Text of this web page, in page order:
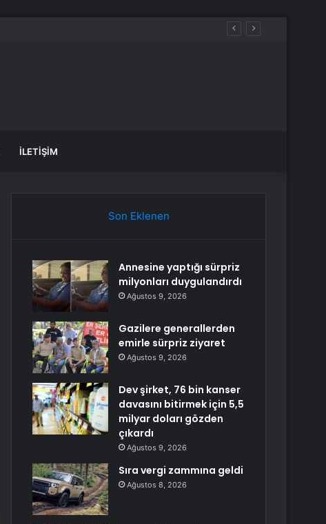
İLETIŞIM
Son Eklenen
Annesine yaptığı sürpriz
milyonları duygulandırdı
Ağustos 9, 2026
Gazilere generallerden
emirle sürpriz ziyaret
Ağustos 9, 2026
Dev şirket, 76 bin kanser
davasını bitirmek için 5,5
milyar doları gözden
çıkardı
Ağustos 9, 2026
Sıra vergi zammına geldi
Ağustos 8, 2026